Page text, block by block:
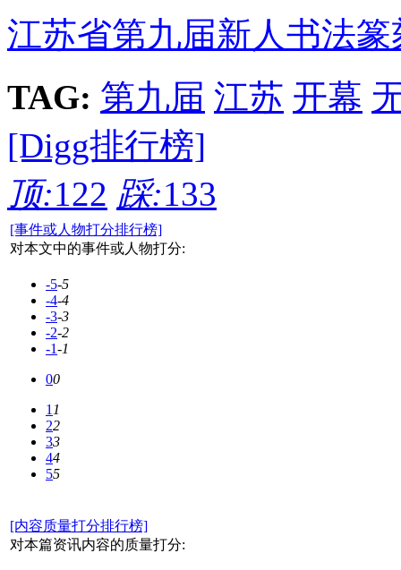
江苏省第九届新人书法
TAG: 第九届 江苏 开幕
[Digg排行榜]
顶:122 踩:133
[事件或人物打分排行榜]
对本文中的事件或人物打分:
-5-5
-4-4
-3-3
-2-2
-1-1
00
11
22
33
44
55
[内容质量打分排行榜]
对本篇资讯内容的质量打分: